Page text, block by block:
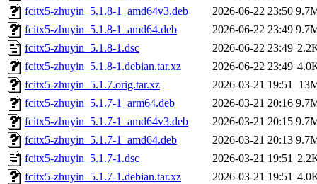
fcitx5-zhuyin_5.1.8-1_amd64v3.deb
2026-06-22 23:50
fcitx5-zhuyin_5.1.8-1_amd64.deb
2026-06-22 23:49
fcitx5-zhuyin_5.1.8-1.dsc
2026-06-22 23:49
fcitx5-zhuyin_5.1.8-1.debian.tar.xz
2026-06-22 23:49
fcitx5-zhuyin_5.1.7.orig.tar.xz
2026-03-21 19:51
fcitx5-zhuyin_5.1.7-1_arm64.deb
2026-03-21 20:16
fcitx5-zhuyin_5.1.7-1_amd64v3.deb
2026-03-21 20:15
fcitx5-zhuyin_5.1.7-1_amd64.deb
2026-03-21 20:13
fcitx5-zhuyin_5.1.7-1.dsc
2026-03-21 19:51
fcitx5-zhuyin_5.1.7-1.debian.tar.xz
2026-03-21 19:51